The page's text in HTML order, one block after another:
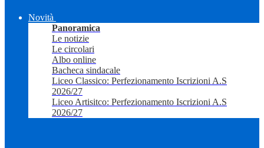
Novità
Panoramica
Le notizie
Le circolari
Albo online
Bacheca sindacale
Liceo Classico: Perfezionamento Iscrizioni A.S
2026/27
Liceo Artisitco: Perfezionamento Iscrizioni A.S
2026/27